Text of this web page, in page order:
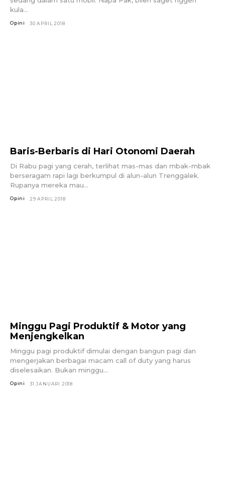
kula...
Opini 30 APRIL 2018
Baris-Berbaris di Hari Otonomi Daerah
Di Rabu pagi yang cerah, terlihat mas-mas dan mbak-mbak
berseragam rapi lagi berkumpul di alun-alun Trenggalek.
Rupanya mereka mau...
Opini 29 APRIL 2018
Minggu Pagi Produktif & Motor yang
Menjengkelkan
Minggu pagi produktif dimulai dengan bangun pagi dan
mengerjakan berbagai macam call of duty yang harus
diselesaikan. Bukan minggu...
Opini 31 JANUARI 2018